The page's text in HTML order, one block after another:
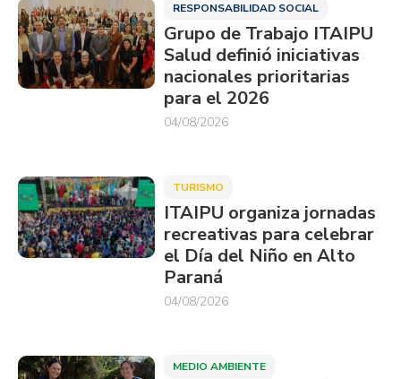
RESPONSABILIDAD SOCIAL
Grupo de Trabajo ITAIPU
Salud definió iniciativas
nacionales prioritarias
para el 2026
04/08/2026
TURISMO
ITAIPU organiza jornadas
recreativas para celebrar
el Día del Niño en Alto
Paraná
04/08/2026
MEDIO AMBIENTE